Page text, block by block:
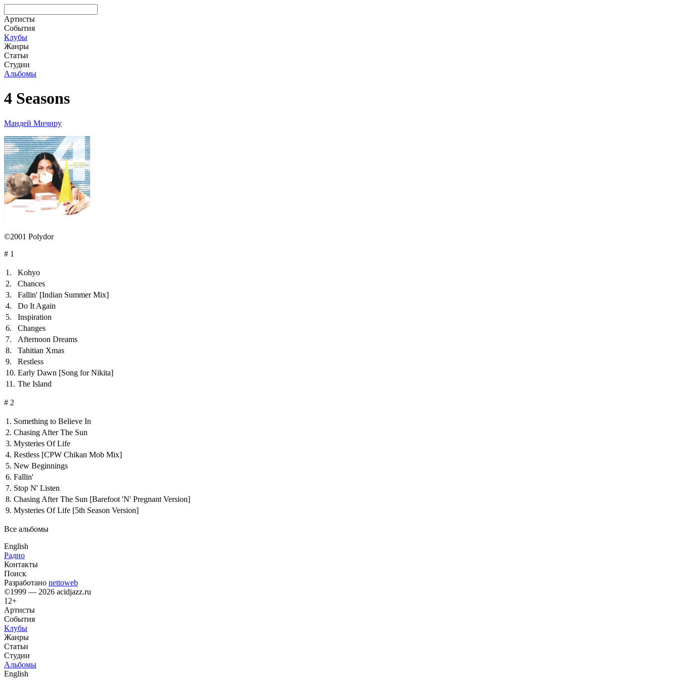
Артисты
События
Клубы
Жанры
Статьи
Студии
Альбомы
4 Seasons
Мандей Мичиру
©2001 Polydor
# 1
1.
Kohyo
2.
Chances
3.
Fallin' [Indian Summer Mix]
4.
Do It Again
5.
Inspiration
6.
Changes
7.
Afternoon Dreams
8.
Tahitian Xmas
9.
Restless
10. Early Dawn [Song for Nikita]
11. The Island
# 2
1. Something to Believe In
2. Chasing After The Sun
3. Mysteries Of Life
4. Restless [CPW Chikan Mob Mix]
5. New Beginnings
6. Fallin'
7. Stop N' Listen
8. Chasing After The Sun [Barefoot 'N' Pregnant Version]
9. Mysteries Of Life [5th Season Version]
Все альбомы
English
Радио
Контакты
Поиск
Разработано nettoweb
©1999 — 2026 acidjazz.ru
12+
Артисты
События
Клубы
Жанры
Статьи
Студии
Альбомы
English